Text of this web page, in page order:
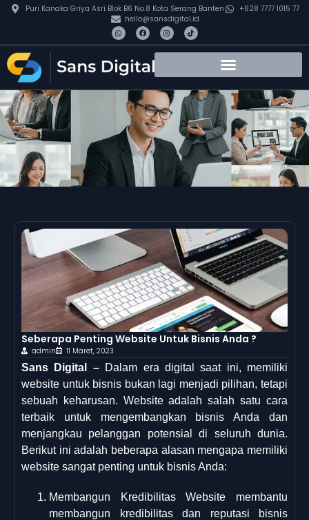
Puri Kanaka Griya Asri Blok B6 No.8 Kota Serang Banten
+628 7777 1015 77
hello@sansdigital.id
Seberapa Penting Website Untuk Bisnis Anda ?
admin 11 Maret, 2023
Sans Digital –Dalam era digital saat ini, memiliki
website untuk bisnis bukan lagi menjadi pilihan, tetapi
sebuah keharusan. Website adalah salah satu cara
terbaik untuk mengembangkan bisnis Anda dan
menjangkau pelanggan potensial di seluruh dunia.
Berikut ini adalah beberapa alasan mengapa memiliki
website sangat penting untuk bisnis Anda:
Membangun Kredibilitas Website membantu
membangun kredibilitas dan reputasi bisnis